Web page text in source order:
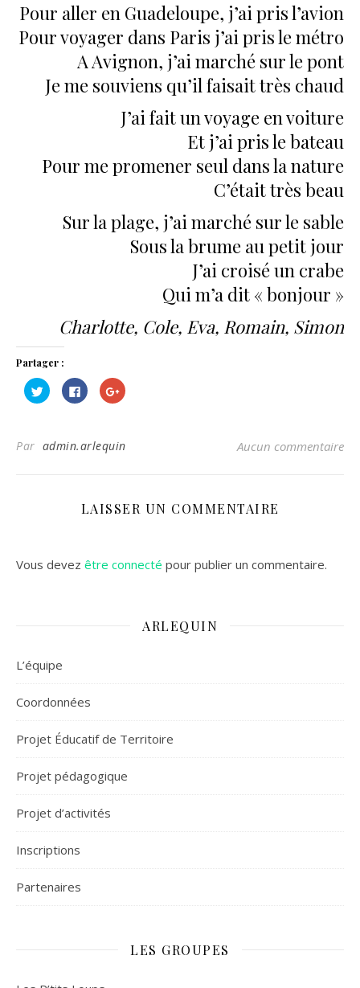
Pour aller en Guadeloupe, j’ai pris l’avion
Pour voyager dans Paris j’ai pris le métro
A Avignon, j’ai marché sur le pont
Je me souviens qu’il faisait très chaud
J’ai fait un voyage en voiture
Et j’ai pris le bateau
Pour me promener seul dans la nature
C’était très beau
Sur la plage, j’ai marché sur le sable
Sous la brume au petit jour
J’ai croisé un crabe
Qui m’a dit « bonjour »
Charlotte, Cole, Eva, Romain, Simon
Partager :
Cliquez
pour
partager
une
Cliquez
pour
partager
une
nouvelle
Cliquez
pour
dans
Par admin.arlequin Aucun commentaire
LAISSER UN COMMENTAIRE
Vous devez être connecté pour publier un commentaire.
ARLEQUIN
L’équipe
Coordonnées
Projet Éducatif de Territoire
Projet pédagogique
Projet d’activités
Inscriptions
Partenaires
LES GROUPES